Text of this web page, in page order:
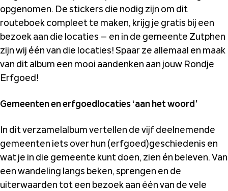
opgenomen. De stickers die nodig zijn om dit
routeboek compleet te maken, krijg je gratis bij een
bezoek aan die locaties – en in de gemeente Zutphen
zijn wij één van die locaties! Spaar ze allemaal en maak
van dit album een mooi aandenken aan jouw Rondje
Erfgoed!
Gemeenten en erfgoedlocaties ‘aan het woord’
In dit verzamelalbum vertellen de vijf deelnemende
gemeenten iets over hun (erfgoed)geschiedenis en
wat je in die gemeente kunt doen, zien én beleven. Van
een wandeling langs beken, sprengen en de
uiterwaarden tot een bezoek aan één van de vele